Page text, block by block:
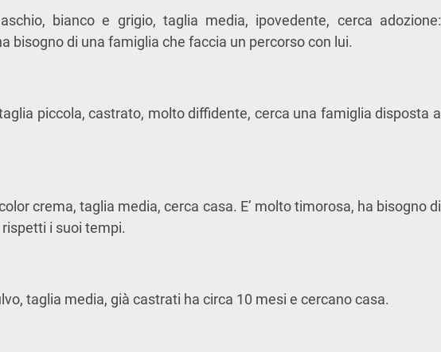
bianco e grigio, taglia media, ipovedente, cerca adozione:
bisogno di una famiglia che faccia un percorso con lui.
piccola, castrato, molto diffidente, cerca una famiglia disposta a
crema, taglia media, cerca casa. E’ molto timorosa, ha bisogno di
i suoi tempi.
taglia media, già castrati ha circa 10 mesi e cercano casa.